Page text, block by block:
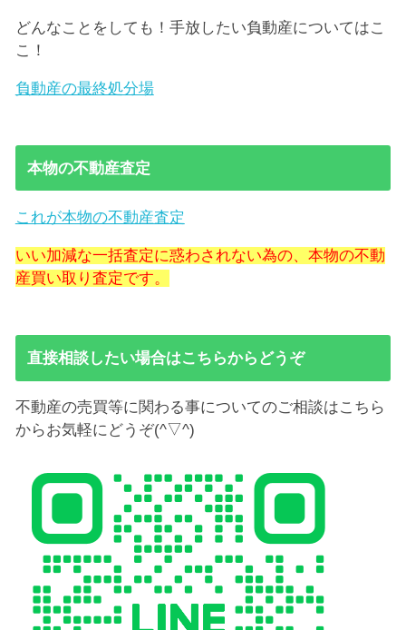
どんなことをしても！手放したい負動産についてはこ
こ！
負動産の最終処分場
本物の不動産査定
これが本物の不動産査定
いい加減な一括査定に惑わされない為の、本物の不動
産買い取り査定です。
直接相談したい場合はこちらからどうぞ
不動産の売買等に関わる事についてのご相談はこちら
からお気軽にどうぞ(^▽^)